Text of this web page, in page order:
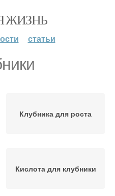
ЖИЗНЬ
статьи
Клубника для роста
Кислота для клубники